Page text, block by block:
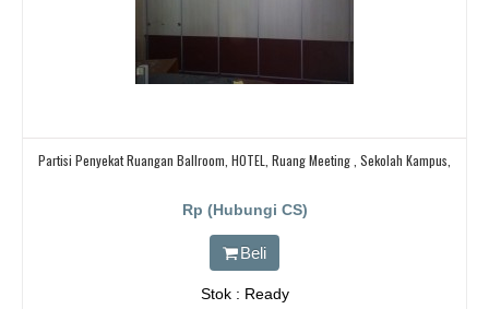
Partisi Penyekat Ruangan Ballroom, HOTEL, Ruang Meeting , Sekolah Kampus,
Rp (Hubungi CS)
Beli
Stok : Ready